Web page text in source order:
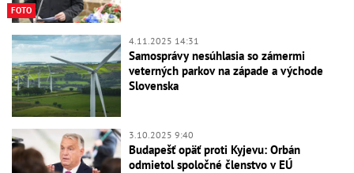
FOTO
4.11.2025 14:31
Samosprávy nesúhlasia so zámermi
veterných parkov na západe a východe
Slovenska
3.10.2025 9:40
Budapešť opäť proti Kyjevu: Orbán
odmietol spoločné členstvo v EÚ